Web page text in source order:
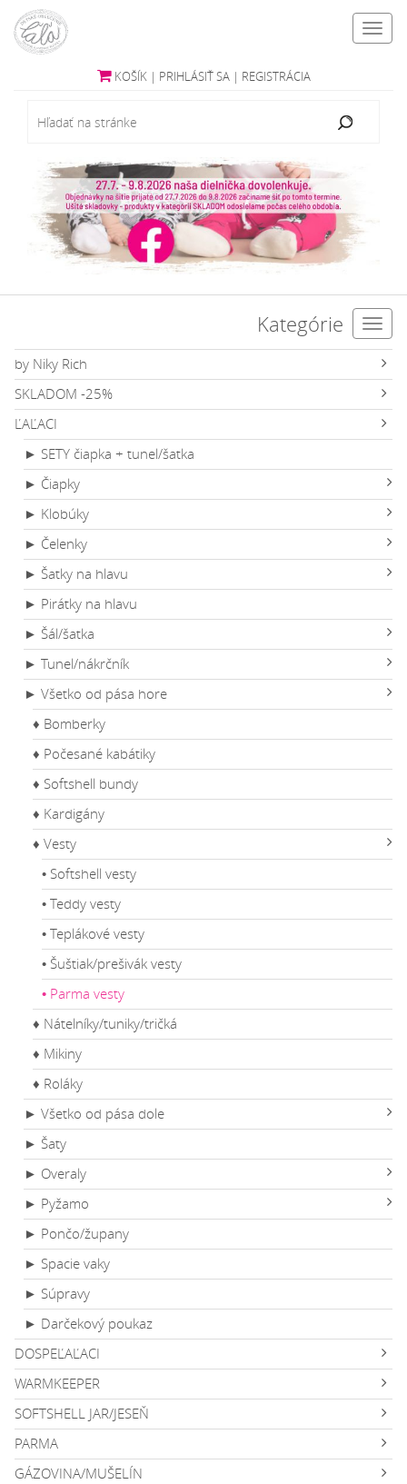
KOŠÍK | PRIHLÁSIŤ SA | REGISTRÁCIA
Kategórie
by Niky Rich
SKLADOM -25%
ĽAĽACI
► SETY čiapka + tunel/šatka
► Čiapky
► Klobúky
► Čelenky
► Šatky na hlavu
► Pirátky na hlavu
► Šál/šatka
► Tunel/nákrčník
► Všetko od pása hore
♦ Bomberky
♦ Počesané kabátiky
♦ Softshell bundy
♦ Kardigány
♦ Vesty
• Softshell vesty
• Teddy vesty
• Teplákové vesty
• Šuštiak/prešivák vesty
• Parma vesty
♦ Nátelníky/tuniky/tričká
♦ Mikiny
♦ Roláky
► Všetko od pása dole
► Šaty
► Overaly
► Pyžamo
► Pončo/župany
► Spacie vaky
► Súpravy
► Darčekový poukaz
DOSPEĽAĽACI
WARMKEEPER
SOFTSHELL JAR/JESEŇ
PARMA
GÁZOVINA/MUŠELÍN